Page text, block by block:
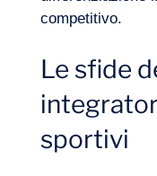
competitivo.
Le sfide
sportivi